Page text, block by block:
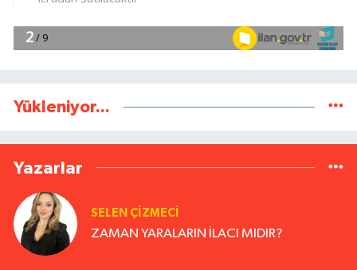
Yükleniyor...
Yazarlar
SELEN ÇİZMECİ
ZAMAN YARALARIN İLACI MIDIR?